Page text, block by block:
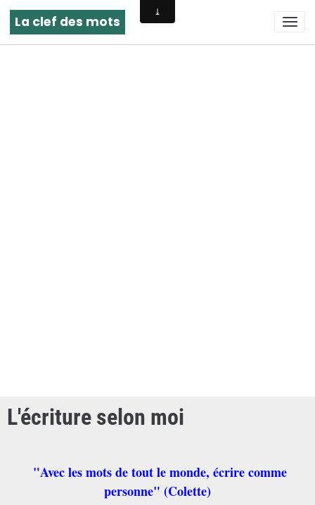
La clef des mots
L'écriture selon moi
"Avec les mots de tout le monde, écrire comme
personne" (Colette)